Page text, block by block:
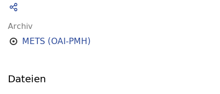
Archiv
METS (OAI-PMH)
Dateien